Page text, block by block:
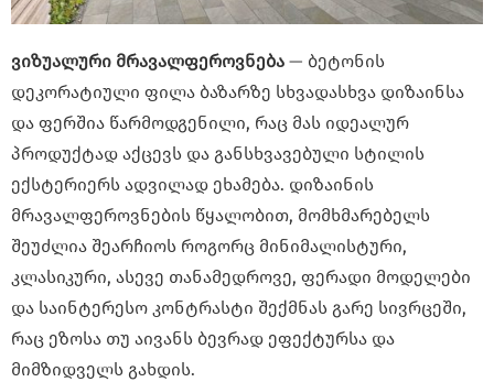
ვიზუალური მრავალფეროვნება — ბეტონის
დეკორატიული ფილა ბაზარზე სხვადასხვა დიზაინსა
და ფერშია წარმოდგენილი, რაც მას იდეალურ
პროდუქტად აქცევს და განსხვავებული სტილის
ექსტერიერს ადვილად ეხამება. დიზაინის
მრავალფეროვნების წყალობით, მომხმარებელს
შეუძლია შეარჩიოს როგორც მინიმალისტური,
კლასიკური, ასევე თანამედროვე, ფერადი მოდელები
და საინტერესო კონტრასტი შექმნას გარე სივრცეში,
რაც ეზოსა თუ აივანს ბევრად ეფექტურსა და
მიმზიდველს გახდის.